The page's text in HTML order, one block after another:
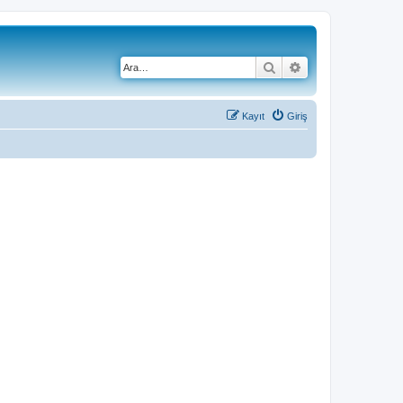
Ara Gelişmiş arama
Giriş
Kayıt